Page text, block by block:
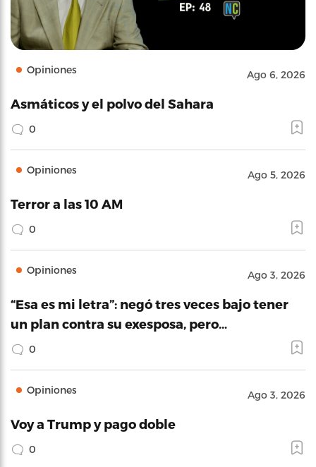
Opiniones Ago 6, 2026
Asmáticos y el polvo del Sahara
0
Opiniones Ago 5, 2026
Terror a las 10 AM
0
Opiniones Ago 3, 2026
“Esa es mi letra”: negó tres veces bajo tener
un plan contra su exesposa, pero…
0
Opiniones Ago 3, 2026
Voy a Trump y pago doble
0